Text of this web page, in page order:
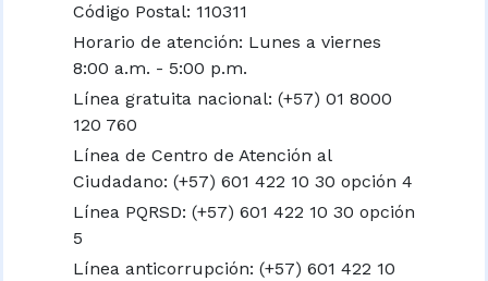
Código Postal: 110311
Horario de atención: Lunes a viernes
8:00 a.m. - 5:00 p.m.
Línea gratuita nacional: (+57) 01 8000
120 760
Línea de Centro de Atención al
Ciudadano: (+57) 601 422 10 30 opción 4
Línea PQRSD: (+57) 601 422 10 30 opción
5
Línea anticorrupción: (+57) 601 422 10